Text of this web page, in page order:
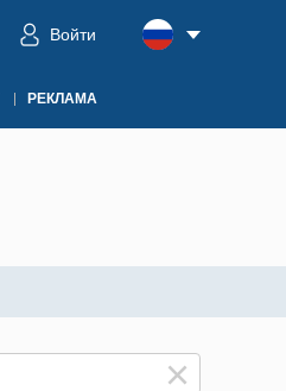
Войти
РЕКЛАМА